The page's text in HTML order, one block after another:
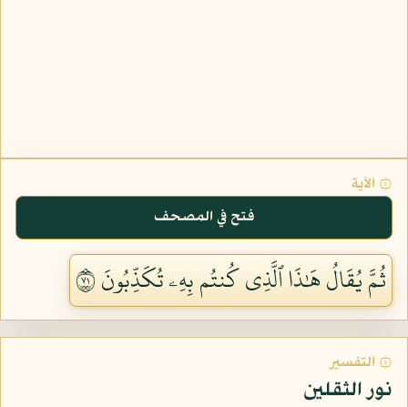
۞ الآية
فتح في المصحف
ثُمَّ يُقَالُ هَٰذَا ٱلَّذِي كُنتُم بِهِۦ تُكَذِّبُونَ ١٧
۞ التفسير
نور الثقلين